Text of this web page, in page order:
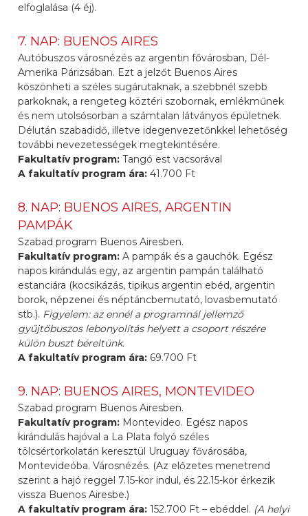
elfoglalása (4 éj).
7. NAP: BUENOS AIRES
Autóbuszos városnézés az argentin fővárosban, Dél-
Amerika Párizsában. Ezt a jelzőt Buenos Aires
köszönheti a széles sugárutaknak, a szebbnél szebb
parkoknak, a rengeteg köztéri szobornak, emlékműnek
és nem utolsósorban a számtalan látványos épületnek.
Délután szabadidő, illetve idegenvezetőnkkel lehetőség
további nevezetességek megtekintésére.
Fakultatív program:Tangó est vacsorával
A fakultatív program ára:41.700 Ft
8. NAP: BUENOS AIRES, ARGENTIN
PAMPÁK
Szabad program Buenos Airesben.
Fakultatív program:A pampák és a gauchók. Egész
napos kirándulás egy, az argentin pampán található
estanciára (kocsikázás, tipikus argentin ebéd, argentin
borok, népzenei és néptáncbemutató, lovasbemutató
stb.). Figyelem: az ennél a programnál jellemző
gyűjtőbuszos lebonyolítás helyett a csoport részére
külön buszt béreltünk.
A fakultatív program ára: 69.700 Ft
9. NAP: BUENOS AIRES, MONTEVIDEO
Szabad program Buenos Airesben.
Fakultatív program: Montevideo. Egész napos
kirándulás hajóval a La Plata folyó széles
tölcsértorkolatán keresztül Uruguay fővárosába,
Montevideóba. Városnézés. (Az előzetes menetrend
szerint a hajó reggel 7.15-kor indul, és 22.15-kor érkezik
vissza Buenos Airesbe.)
A fakultatív program ára:152.700 Ft – ebéddel. (A helyi